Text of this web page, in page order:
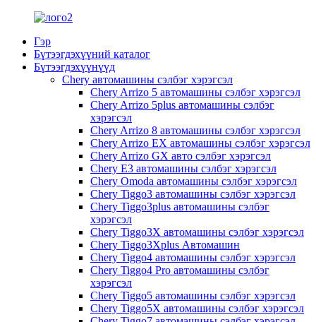
Гэр
Бүтээгдэхүүний каталог
Бүтээгдэхүүнүүд
Chery автомашины сэлбэг хэрэгсэл
Chery Arrizo 5 автомашины сэлбэг хэрэгсэл
Chery Arrizo 5plus автомашины сэлбэг
хэрэгсэл
Chery Arrizo 8 автомашины сэлбэг хэрэгсэл
Chery Arrizo EX автомашины сэлбэг хэрэгсэл
Chery Arrizo GX авто сэлбэг хэрэгсэл
Chery E3 автомашины сэлбэг хэрэгсэл
Chery Omoda автомашины сэлбэг хэрэгсэл
Chery Tiggo3 автомашины сэлбэг хэрэгсэл
Chery Tiggo3plus автомашины сэлбэг
хэрэгсэл
Chery Tiggo3X автомашины сэлбэг хэрэгсэл
Chery Tiggo3Xplus Автомашин
Chery Tiggo4 автомашины сэлбэг хэрэгсэл
Chery Tiggo4 Pro автомашины сэлбэг
хэрэгсэл
Chery Tiggo5 автомашины сэлбэг хэрэгсэл
Chery Tiggo5X автомашины сэлбэг хэрэгсэл